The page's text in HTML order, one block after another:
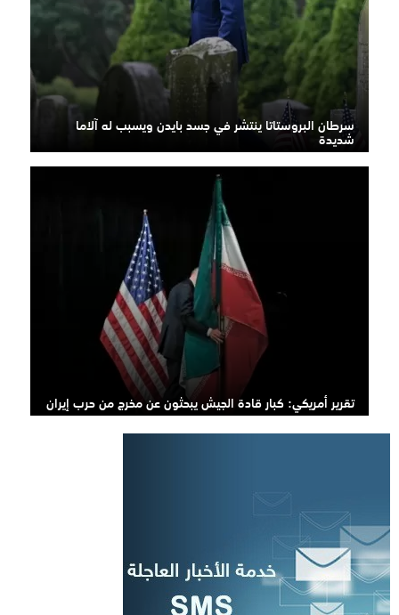
سرطان البروستاتا ينتشر في جسد بايدن ويسبب له آلاما
شديدة
تقرير أمريكي: كبار قادة الجيش يبحثون عن مخرج من حرب إيران